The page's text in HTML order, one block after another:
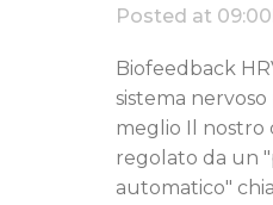
Posted at
Biofeedback
sistema
meglio Il nostro
regolato da un
automatico"